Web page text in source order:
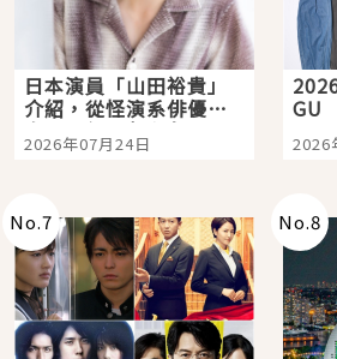
日本演員「山田裕貴」
介紹，從怪演系俳優走
向國民級日劇主角
2026年07月24日
GU
夏
2026
No.7 No.8